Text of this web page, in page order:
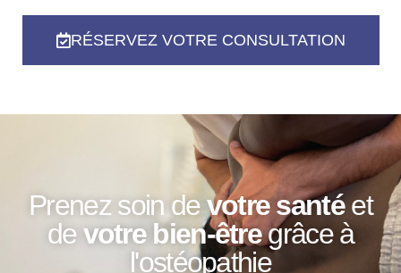
RÉSERVEZ VOTRE CONSULTATION
Prenez soin devotre santéet
de votre bien-êtregrâce à
l'ostéopathie